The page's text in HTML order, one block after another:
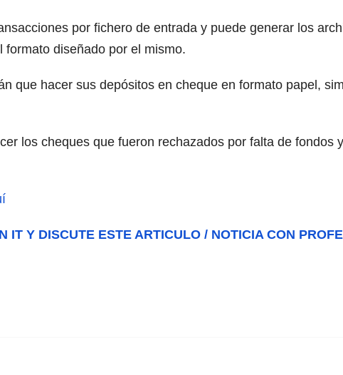
por fichero de entrada y puede generar los
diseñado por el mismo.
que hacer sus depósitos en cheque en formato papel,
los cheques que fueron rechazados por falta de fondos
IT Y DISCUTE ESTE ARTICULO / NOTICIA CON